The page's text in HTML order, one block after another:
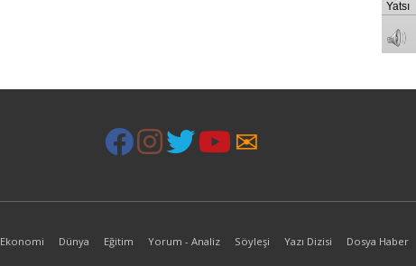
Ekonomi Dünya Eğitim Yorum - Analiz Söyleşi Yazı Dizisi Dosya Haber